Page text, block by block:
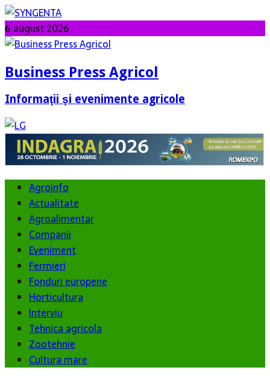
6 august 2026
Business Press Agricol
Informaţii şi evenimente agricole
Agroinfo
Actualitate
Agroalimentar
Companii
Eveniment
Fermieri
Fonduri europene
Horticultura
Interviu
Tehnica agricola
Zootehnie
Cultura mare